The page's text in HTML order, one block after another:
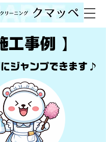
工事例 】
ジャンプできます♪